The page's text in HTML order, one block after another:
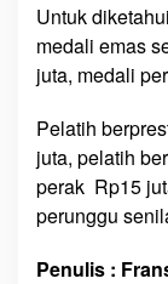
Untuk
medali emas
juta, medali
Pelatih
juta, pelatih
perak Rp15
perunggu
Penulis :